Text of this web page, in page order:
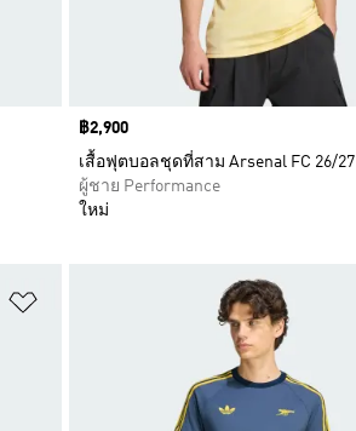
Price
฿2,900
เสื้อฟุตบอลชุดที่สาม Arsenal FC 26/27
ผู้ชาย Performance
ใหม่
เพิ่มไปยังรายการสินค้าโปรด